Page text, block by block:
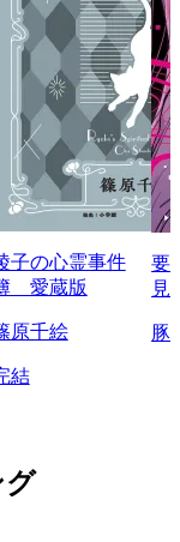
子の心霊事件
愛蔵版
原千絵
結
要
見
豚
グ